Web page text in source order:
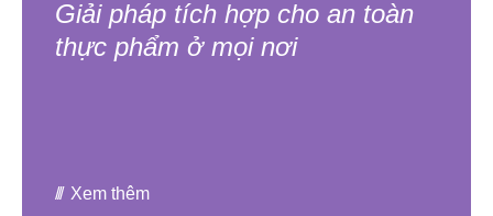
Giải pháp tích hợp cho an toàn
thực phẩm ở mọi nơi
Xem thêm